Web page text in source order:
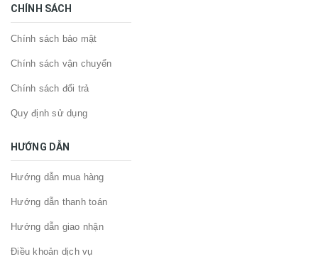
CHÍNH SÁCH
Chính sách bảo mật
Chính sách vận chuyển
Chính sách đổi trả
Quy định sử dụng
HƯỚNG DẪN
Hướng dẫn mua hàng
Hướng dẫn thanh toán
Hướng dẫn giao nhận
Điều khoản dịch vụ